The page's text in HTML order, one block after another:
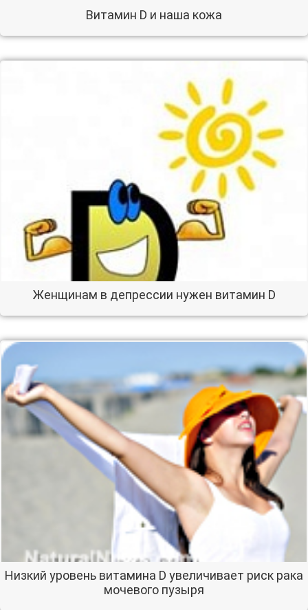
Витамин D и наша кожа
Женщинам в депрессии нужен витамин D
Низкий уровень витамина D увеличивает риск рака
мочевого пузыря